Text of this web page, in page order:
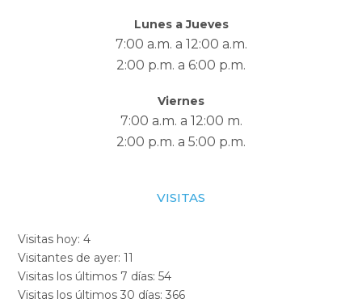
Lunes a Jueves
7:00 a.m. a 12:00 a.m.
2:00 p.m. a 6:00 p.m.
Viernes
7:00 a.m. a 12:00 m.
2:00 p.m. a 5:00 p.m.
VISITAS
Visitas hoy:4
Visitantes de ayer:11
Visitas los últimos 7 días:54
Visitas los últimos 30 días:366